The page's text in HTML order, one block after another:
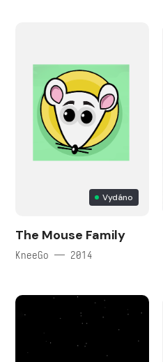
Vydáno
The Mouse Family
KneeGo — 2014